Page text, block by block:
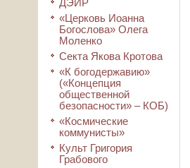
ДЭИР
«Церковь Иоанна
Богослова» Олега
Моленко
Секта Якова Кротова
«К богодержавию»
(«Концепция
общественной
безопасности» – КОБ)
«Космические
коммунисты»
Культ Григория
Грабового